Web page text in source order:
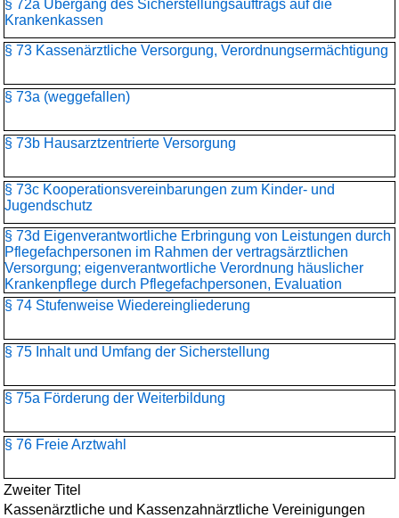
§ 72a Übergang des Sicherstellungsauftrags auf die
Krankenkassen
§ 73 Kassenärztliche Versorgung, Verordnungsermächtigung
§ 73a (weggefallen)
§ 73b Hausarztzentrierte Versorgung
§ 73c Kooperationsvereinbarungen zum Kinder- und
Jugendschutz
§ 73d Eigenverantwortliche Erbringung von Leistungen durch
Pflegefachpersonen im Rahmen der vertragsärztlichen
Versorgung; eigenverantwortliche Verordnung häuslicher
Krankenpflege durch Pflegefachpersonen, Evaluation
§ 74 Stufenweise Wiedereingliederung
§ 75 Inhalt und Umfang der Sicherstellung
§ 75a Förderung der Weiterbildung
§ 76 Freie Arztwahl
Zweiter Titel
Kassenärztliche und Kassenzahnärztliche Vereinigungen